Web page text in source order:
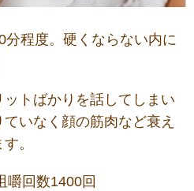
分程度。硬くならない内に
トばかりを話してしまい
いなく顔の筋肉など衰え
。
嚼回数1400回